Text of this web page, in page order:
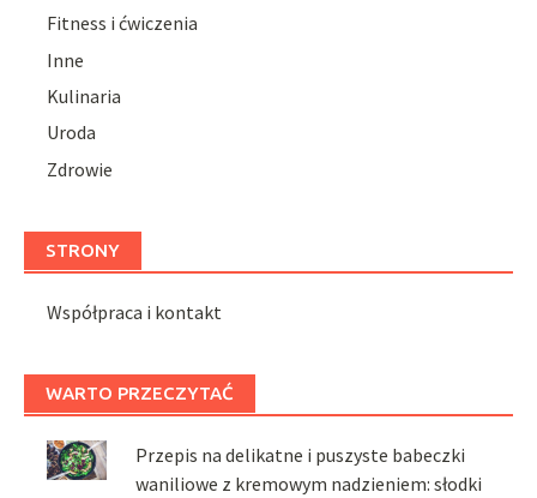
Fitness i ćwiczenia
Inne
Kulinaria
Uroda
Zdrowie
STRONY
Współpraca i kontakt
WARTO PRZECZYTAĆ
Przepis na delikatne i puszyste babeczki
waniliowe z kremowym nadzieniem: słodki